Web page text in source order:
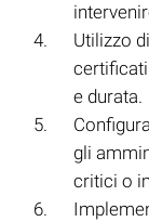
Utilizzo
e durata.
gli
critici o